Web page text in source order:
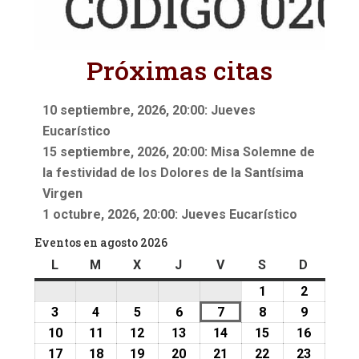
Próximas citas
10 septiembre, 2026, 20:00: Jueves
Eucarístico
15 septiembre, 2026, 20:00: Misa Solemne de
la festividad de los Dolores de la Santísima
Virgen
1 octubre, 2026, 20:00: Jueves Eucarístico
Eventos en agosto 2026
Llunes M martes
Xmiércoles
J jueves
Vviernes
Ssábado
D
1
agosto,
2026
22
agosto,
2026
3
agosto,
2026
4
agosto,
2026
55
agosto,
2026
66
agosto,
2026
77
agosto,
2026
88
agosto,
2026
99
agosto,
2026
1010
agosto,
11
agosto,
12
agosto,
13
agosto,
14
agosto,
15
agosto,
16
1717
1818
19 20 21 22 23